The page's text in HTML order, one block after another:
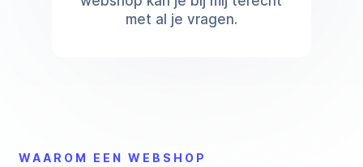
met al je vragen.
WAAROM EEN WEBSHOP